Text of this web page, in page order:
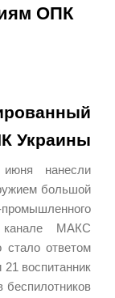
ОПК
Украины
нанесли
большой
канале МАКС
ответом
21 воспитанник
беспилотников